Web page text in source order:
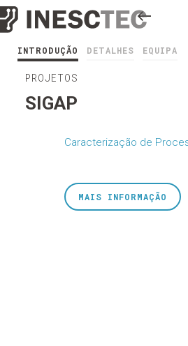
INTRODUÇÃO DETALHES EQUIPA
PROJETOS
SIGAP
Caracterização de
MAIS INFORMAÇÃO